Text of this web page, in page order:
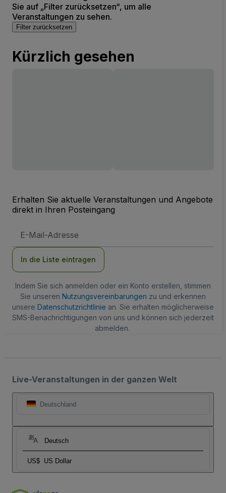
Sie auf „Filter zurücksetzen“, um alle
Veranstaltungen zu sehen.
Filter zurücksetzen
Kürzlich gesehen
Erhalten Sie aktuelle Veranstaltungen und Angebote
direkt in Ihren Posteingang
Mail-
In die Liste eintragen
Indem Sie sich anmelden oder ein Konto erstellen, stimmen
Sie unseren Nutzungsvereinbarungen zu und erkennen
unsere Datenschutzrichtlinie an. Sie erhalten möglicherweise
SMS-Benachrichtigungen von uns und können sich jederzeit
abmelden.
Live-Veranstaltungen in der ganzen Welt
Deutschland
Deutsch
US$ US Dollar